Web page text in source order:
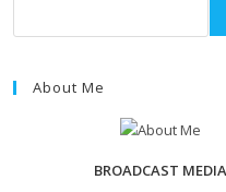
About Me
BROADCAST MEDIA